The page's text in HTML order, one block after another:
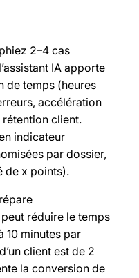
2–4 cas
IA apporte
de temps (heures
accélération
client.
indicateur
par dossier,
de x points).
réduire le temps
10 minutes par
client est de 2
la conversion de